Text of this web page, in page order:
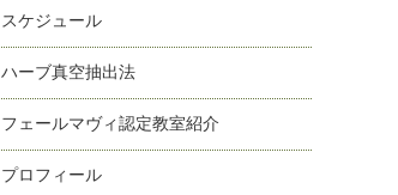
スケジュール
ハーブ真空抽出法
フェールマヴィ認定教室紹介
プロフィール